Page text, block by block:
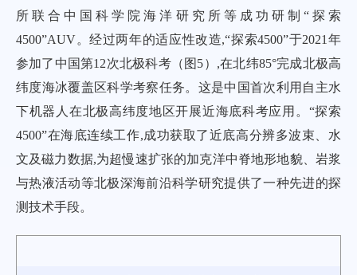
所联合中国科学院海洋研究所等成功研制“探索
4500”AUV。经过两年的适应性改造,“探索4500”于2021年
参加了中国第12次北极科考（ 图5）,在北纬85°完成北极高
纬度海冰覆盖区科学考察任务。这是中国首次利用自主水
下机器人在北极高纬度地区开展近海底科考应用。“探索
4500”在海底连续工作,成功获取了近底高分辨多波束、水
文及磁力数据,为超慢速扩张的加克洋中脊地形地貌、岩浆
与热液活动等北极深海前沿科学研究提供了一种先进的探
测技术手段。